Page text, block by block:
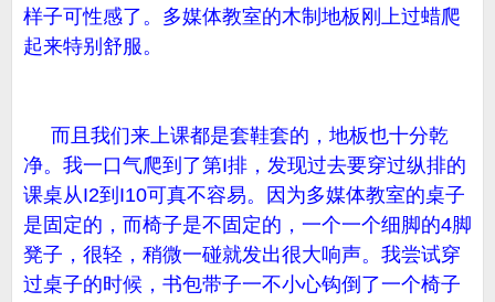
样子可性感了。多媒体教室的木制地板刚上过蜡爬
起来特别舒服。
而且我们来上课都是套鞋套的，地板也十分乾
净。我一口气爬到了第I排，发现过去要穿过纵排的
课桌从I2到I10可真不容易。因为多媒体教室的桌子
是固定的，而椅子是不固定的，一个一个细脚的4脚
凳子，很轻，稍微一碰就发出很大响声。我尝试穿
过桌子的时候，书包带子一不小心钩倒了一个椅子